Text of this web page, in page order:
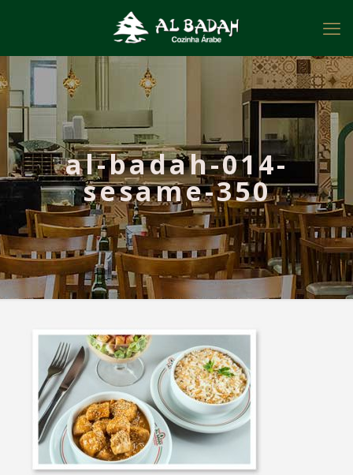
al-badah-014-
sesame-350